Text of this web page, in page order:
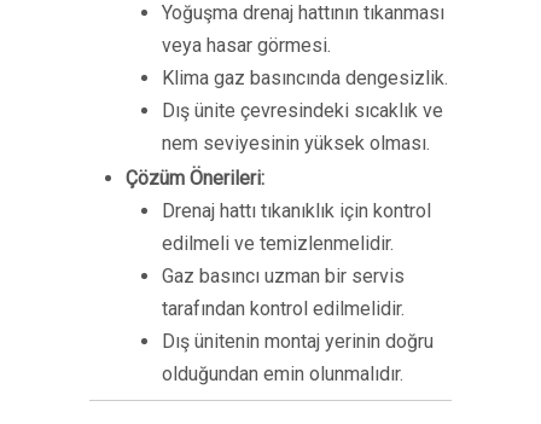
Yoğuşma drenaj hattının tıkanması
veya hasar görmesi.
Klima gaz basıncında dengesizlik.
Dış ünite çevresindeki sıcaklık ve
nem seviyesinin yüksek olması.
Çözüm Önerileri:
Drenaj hattı tıkanıklık için kontrol
edilmeli ve temizlenmelidir.
Gaz basıncı uzman bir servis
tarafından kontrol edilmelidir.
Dış ünitenin montaj yerinin doğru
olduğundan emin olunmalıdır.